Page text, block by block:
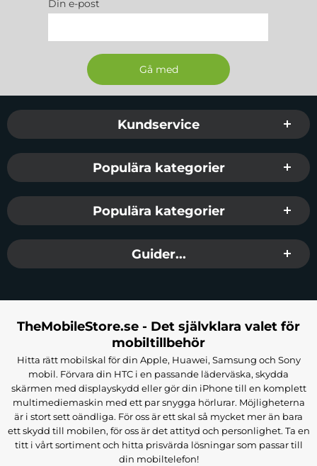
Din e-post
Sidfot Blandad info och länkar
Kundservice
Populära kategorier
Populära kategorier
Guider...
TheMobileStore.se - Det självklara valet för
mobiltillbehör
Hitta rätt mobilskal för din Apple, Huawei, Samsung och Sony
mobil. Förvara din HTC i en passande läderväska, skydda
skärmen med displayskydd eller gör din iPhone till en komplett
multimediemaskin med ett par snygga hörlurar. Möjligheterna
är i stort sett oändliga. För oss är ett skal så mycket mer än bara
ett skydd till mobilen, för oss är det attityd och personlighet. Ta en
titt i vårt sortiment och hitta prisvärda lösningar som passar till
din mobiltelefon!